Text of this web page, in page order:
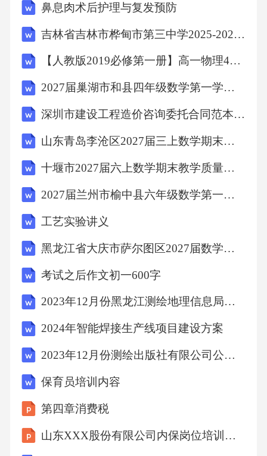
家及地方相关政策法规，如《森林法》、《退
耕还林条例》等。针对具体项目，分析政策适
用性，明确政策优惠及扶持力度。按照政策要
性研究报告等。遵循政策申请流程，逐级上报
审批，确保项目顺利推进。03资金来源及筹措
途径梳理项目资金需求，包括改培成本、管理
费用、后期维护等。探索多元化融资渠道，如
银行贷款、社会资本合作、国际援助等。积极
争取政府财政资金支持，如林业专项资金、生
态补偿资金等。优化资金筹措方案，降低融资
成本，提高资金使用效率。根据项目实际情
细。强化预算审核机制，对预算内容进行逐项
审查核实。项目预算编制及审核要点遵循预算
编制原则，确保预算合理性、科学性、可操作
性。针对预算审核中发现的问题，及时进行整
改调整，确保预算准确性。资金使用监管机制
建立对项目资金使用情况进行定期检查和不定
期抽查，确保专款专用。及时处理资金使用中
的违规违纪行为，追究相关责任人的法律责
鼻息肉术后护理与复发预防
吉林省吉林市桦甸市第三中学2025-2026学年第二学期八年级期末英语试题（文字版含答案）
【人教版2019必修第一册】高一物理4自由落体运动（教学设计）教案
2027届巢湖市和县四年级数学第一学期期末检测模拟试题含解析
深圳市建设工程造价咨询委托合同范本(范本)
山东青岛李沧区2027届三上数学期末复习检测试题含解析
十堰市2027届六上数学期末教学质量检测试题含解析
2027届兰州市榆中县六年级数学第一学期期末学业水平测试试题含解析
工艺实验讲义
黑龙江省大庆市萨尔图区2027届数学六年级第一学期期末质量检测试题含解析
考试之后作文初一600字
2023年12月份黑龙江测绘地理信息局所属事业单位公开招聘笔试历年高频考题（难、易错点荟萃）答案带详解附后
2024年智能焊接生产线项目建设方案
2023年12月份测绘出版社有限公司公开招聘应届毕业生笔试历年高频考题（难、易错点荟萃）答案带详解附后
保育员培训内容
第四章消费税
山东XXX股份有限公司内保岗位培训手册